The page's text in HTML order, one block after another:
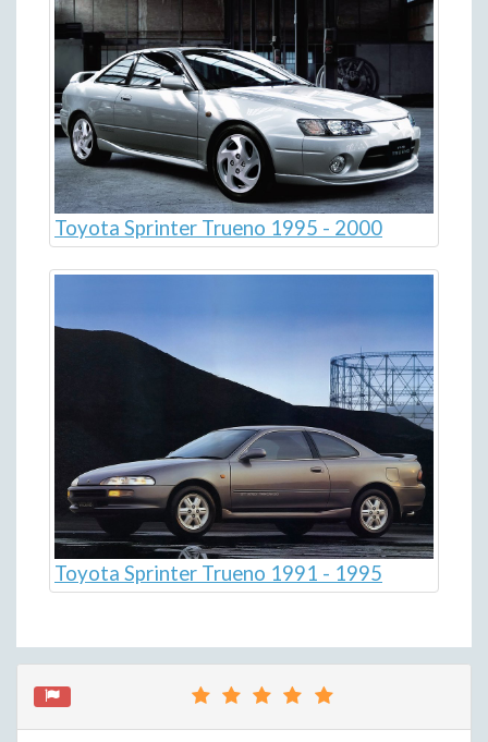
Toyota Sprinter Trueno 1995 - 2000
Toyota Sprinter Trueno 1991 - 1995